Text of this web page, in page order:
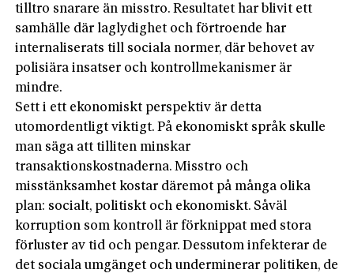
tilltro snarare än misstro. Resultatet har blivit ett
samhälle där laglydighet och förtroende har
internaliserats till sociala normer, där behovet av
polisiära insatser och kontrollmekanismer är
mindre.
Sett i ett ekonomiskt perspektiv är detta
utomordentligt viktigt. På ekonomiskt språk skulle
man säga att tilliten minskar
transaktionskostnaderna. Misstro och
misstänksamhet kostar däremot på många olika
plan: socialt, politiskt och ekonomiskt. Såväl
korruption som kontroll är förknippat med stora
förluster av tid och pengar. Dessutom infekterar de
det sociala umgänget och underminerar politiken, de